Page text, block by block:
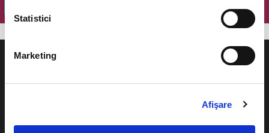
Statistici
Marketing
Afişare